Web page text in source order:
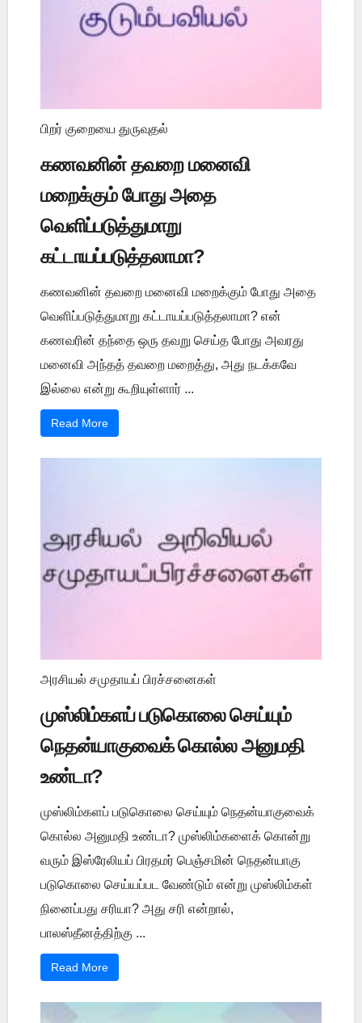
பிறர் குறையை துருவுதல்
கணவனின் தவறை மனைவி
மறைக்கும் போது அதை
வெளிப்படுத்துமாறு
கட்டாயப்படுத்தலாமா?
கணவனின் தவறை மனைவி மறைக்கும் போது அதை
வெளிப்படுத்துமாறு கட்டாயப்படுத்தலாமா? என்
கணவரின் தந்தை ஒரு தவறு செய்த போது அவரது
மனைவி அந்தத் தவறை மறைத்து, அது நடக்கவே
இல்லை என்று கூறியுள்ளார் ...
Read More
அரசியல் சமுதாயப் பிரச்சனைகள்
முஸ்லிம்களப் படுகொலை செய்யும்
நெதன்யாகுவைக் கொல்ல அனுமதி
உண்டா?
முஸ்லிம்களப் படுகொலை செய்யும் நெதன்யாகுவைக்
கொல்ல அனுமதி உண்டா? முஸ்லிம்களைக் கொன்று
வரும் இஸ்ரேலியப் பிரதமர் பெஞ்சமின் நெதன்யாகு
படுகொலை செய்யப்பட வேண்டும் என்று முஸ்லிம்கள்
நினைப்பது சரியா? அது சரி என்றால்,
பாலஸ்தீனத்திற்கு ...
Read More